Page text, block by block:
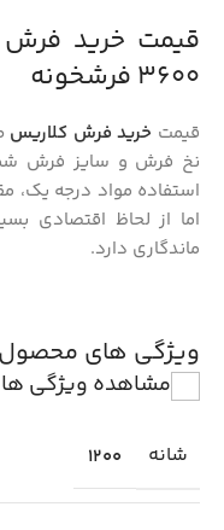
۳۶۰۰ فرشخونه
قیمت خرید فرش کلاریس
نخ فرش و سایز فرش
استفاده مواد درجه یک،
اما از لحاظ اقتصادی
ماندگاری دارد.
ویژگی های محصول
مشاهده ویژگی ها
شانه 1200